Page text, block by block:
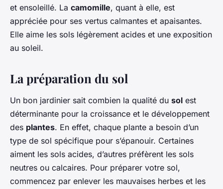
et ensoleillé. La camomille, quant à elle, est
appréciée pour ses vertus calmantes et apaisantes.
Elle aime les sols légèrement acides et une exposition
au soleil.
La préparation du sol
Un bon jardinier sait combien la qualité du sol est
déterminante pour la croissance et le développement
des plantes. En effet, chaque plante a besoin d’un
type de sol spécifique pour s’épanouir. Certaines
aiment les sols acides, d’autres préfèrent les sols
neutres ou calcaires. Pour préparer votre sol,
commencez par enlever les mauvaises herbes et les